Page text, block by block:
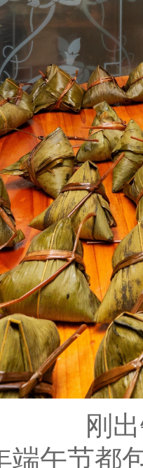
刚
午节都包